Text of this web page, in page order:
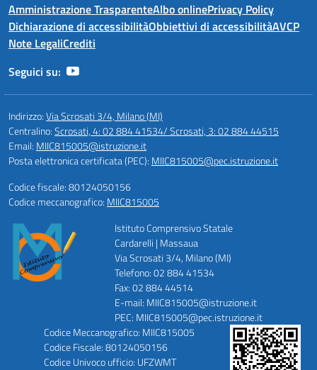
Amministrazione TrasparenteAlbo onlinePrivacy Policy
Dichiarazione di accessibilitàObbiettivi di accessibilitàAVCP
Note LegaliCrediti
Seguici su:
Indirizzo:Via Scrosati 3/4, Milano (MI)
Centralino:Scrosati, 4: 02 884 41534/ Scrosati, 3: 02 884 44515
Email: MIIC815005@istruzione.it
Posta elettronica certificata (PEC): MIIC815005@pec.istruzione.it
Codice fiscale: 80124050156
Codice meccanografico: MIIC815005
Istituto Comprensivo Statale
Cardarelli | Massaua
Via Scrosati 3/4, Milano (MI)
Telefono: 02 884 41534
Fax: 02 884 44514
E-mail: MIIC815005@istruzione.it
PEC: MIIC815005@pec.istruzione.it
Codice Meccanografico: MIIC815005
Codice Fiscale: 80124050156
Codice Univoco ufficio: UFZWMT